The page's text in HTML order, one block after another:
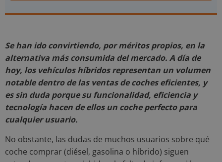
Se han ido convirtiendo, por méritos propios, en la
alternativa más consumida del mercado. A día de
hoy, los vehículos híbridos representan un volumen
notable dentro de las ventas de coches eficientes, y
es sin duda porque su funcionalidad, eficiencia y
tecnología hacen de ellos un coche perfecto para
cualquier usuario.
No obstante, las dudas de muchos usuarios sobre qué
coche comprar (diésel, gasolina o híbrido) siguen